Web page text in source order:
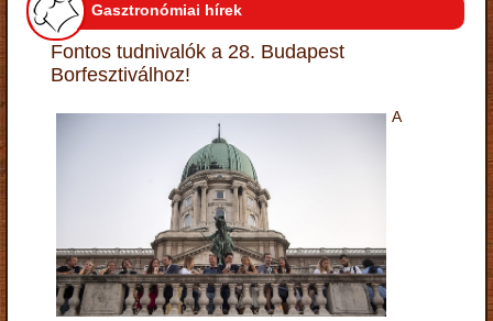
Gasztronómiai hírek
Fontos tudnivalók a 28. Budapest
Borfesztiválhoz!
A